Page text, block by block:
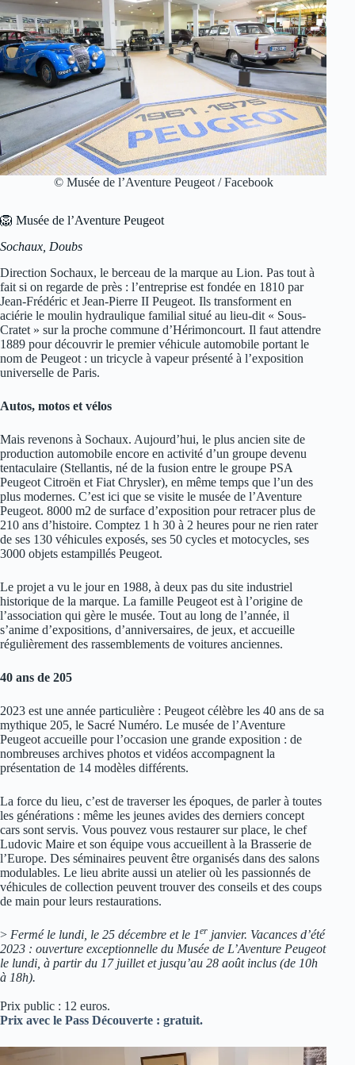
© Musée de l’Aventure Peugeot / Facebook
🦁 Musée de l’Aventure Peugeot
Sochaux, Doubs
Direction Sochaux, le berceau de la marque au Lion. Pas tout à
fait si on regarde de près : l’entreprise est fondée en 1810 par
Jean-Frédéric et Jean-Pierre II Peugeot. Ils transforment en
aciérie le moulin hydraulique familial situé au lieu-dit « Sous-
Cratet » sur la proche commune d’Hérimoncourt. Il faut attendre
1889 pour découvrir le premier véhicule automobile portant le
nom de Peugeot : un tricycle à vapeur présenté à l’exposition
universelle de Paris.
Autos, motos et vélos
Mais revenons à Sochaux. Aujourd’hui, le plus ancien site de
production automobile encore en activité d’un groupe devenu
tentaculaire (Stellantis, né de la fusion entre le groupe PSA
Peugeot Citroën et Fiat Chrysler), en même temps que l’un des
plus modernes. C’est ici que se visite le musée de l’Aventure
Peugeot. 8000 m2 de surface d’exposition pour retracer plus de
210 ans d’histoire. Comptez 1 h 30 à 2 heures pour ne rien rater
de ses 130 véhicules exposés, ses 50 cycles et motocycles, ses
3000 objets estampillés Peugeot.
Le projet a vu le jour en 1988, à deux pas du site industriel
historique de la marque. La famille Peugeot est à l’origine de
l’association qui gère le musée. Tout au long de l’année, il
s’anime d’expositions, d’anniversaires, de jeux, et accueille
régulièrement des rassemblements de voitures anciennes.
40 ans de 205
2023 est une année particulière : Peugeot célèbre les 40 ans de sa
mythique 205, le Sacré Numéro. Le musée de l’Aventure
Peugeot accueille pour l’occasion une grande exposition : de
nombreuses archives photos et vidéos accompagnent la
présentation de 14 modèles différents.
La force du lieu, c’est de traverser les époques, de parler à toutes
les générations : même les jeunes avides des derniers concept
cars sont servis. Vous pouvez vous restaurer sur place, le chef
Ludovic Maire et son équipe vous accueillent à la Brasserie de
l’Europe. Des séminaires peuvent être organisés dans des salons
modulables. Le lieu abrite aussi un atelier où les passionnés de
véhicules de collection peuvent trouver des conseils et des coups
de main pour leurs restaurations.
> Fermé le lundi, le 25 décembre et le 1er janvier. Vacances d’été
2023 : ouverture exceptionnelle du Musée de L’Aventure Peugeot
le lundi, à partir du 17 juillet et jusqu’au 28 août inclus (de 10h
à 18h).
Prix public : 12 euros.
Prix avec le Pass Découverte : gratuit.